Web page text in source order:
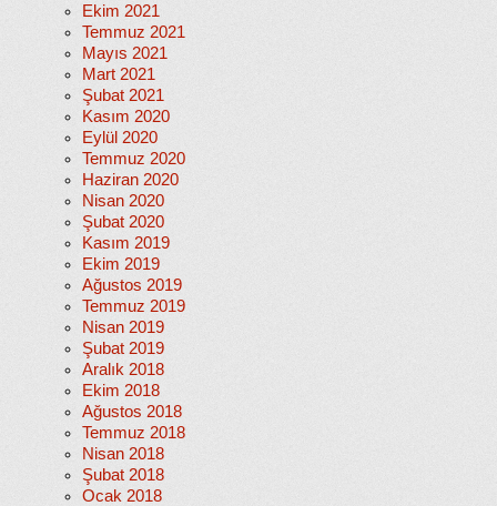
Ekim 2021
Temmuz 2021
Mayıs 2021
Mart 2021
Şubat 2021
Kasım 2020
Eylül 2020
Temmuz 2020
Haziran 2020
Nisan 2020
Şubat 2020
Kasım 2019
Ekim 2019
Ağustos 2019
Temmuz 2019
Nisan 2019
Şubat 2019
Aralık 2018
Ekim 2018
Ağustos 2018
Temmuz 2018
Nisan 2018
Şubat 2018
Ocak 2018